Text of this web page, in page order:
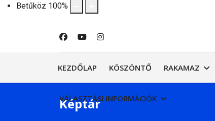
Betűköz 100%
KEZDŐLAP KÖSZÖNTŐ RAKAMAZ
VÁLASZTÁSI INFORMÁCIÓK
Képtár